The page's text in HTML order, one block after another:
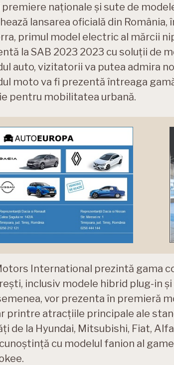
premiere naționale și sute de
lansarea oficială din România,
primul model electric al mărcii
la SAB 2023 2023 cu soluții de
auto, vizitatorii va putea admira
moto va fi prezentă întreaga
pentru mobilitatea urbană.
International prezintă gama
inclusiv modele hibrid plug-in
vor prezenta în premieră
printre atracțiile principale ale
de la Hyundai, Mitsubishi, Fiat,
cu modelul fanion al